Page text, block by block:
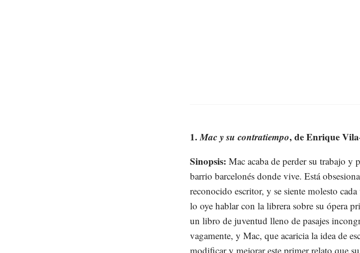
1.Mac y su contratiempo, de Enrique
Sinopsis: Mac acaba de perder su trabajo y
barrio barcelonés donde vive. Está
reconocido escritor, y se siente molesto
lo oye hablar con la librera sobre su ópera
un libro de juventud lleno de pasajes
vagamente, y Mac, que acaricia la idea de
modificar y mejorar este primer relato que